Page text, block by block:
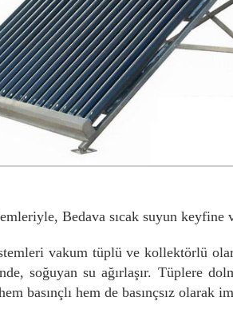
Bedava sıcak suyun keyfine
vakum tüplü ve kollektörlü
soğuyan su ağırlaşır. Tüplere
basınçlı hem de basınçsız olarak